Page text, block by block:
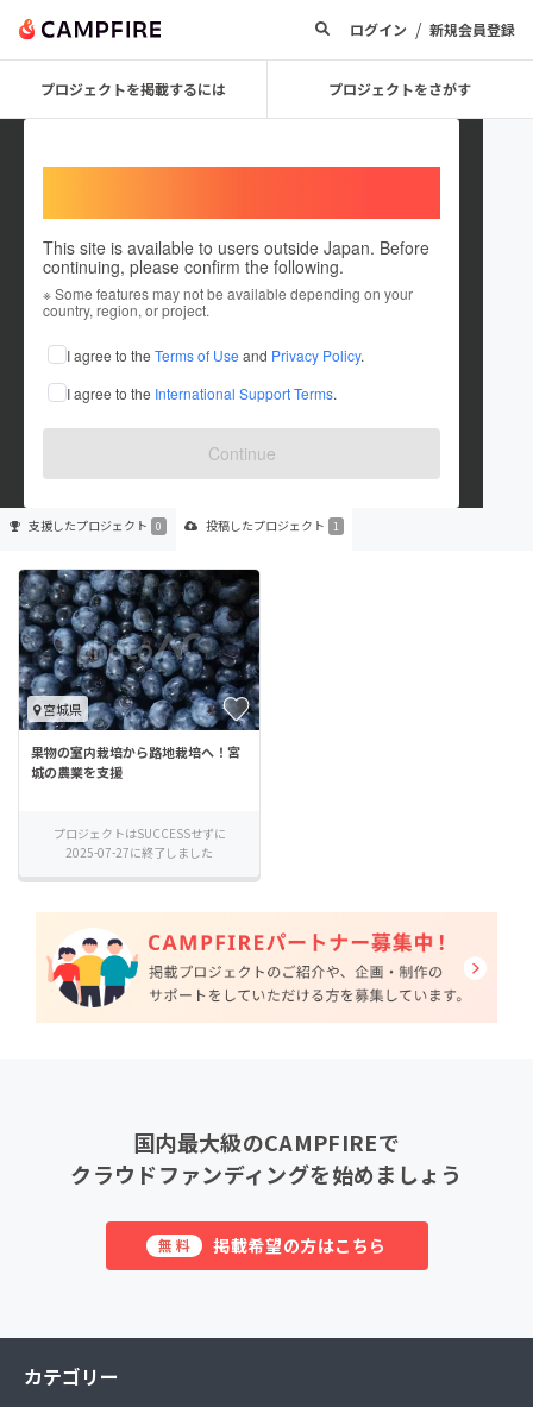
ログイン / 新規会員登録
プロジェクトを掲載するには プロジェクトをさがす
This site is available to users outside Japan. Before
continuing, please confirm the following.
※ Some features may not be available depending on your
country, region, or project.
I agree to the Terms of Use and Privacy Policy.
I agree to the International Support Terms.
Continue
Senrosya
これまでに1件のプロジェクトを投稿しています
在住国：日本 現在地：宮城県
出身国：日本 出身地：未設定
支援したプロジェクト 0 投稿したプロジェクト 1
宮城県
果物の室内栽培から路地栽培へ！宮
城の農業を支援
プロジェクトはSUCCESSせずに
2025-07-27に終了しました
国内最大級のCAMPFIREで
クラウドファンディングを始めましょう
無料 掲載希望の方はこちら
カテゴリー